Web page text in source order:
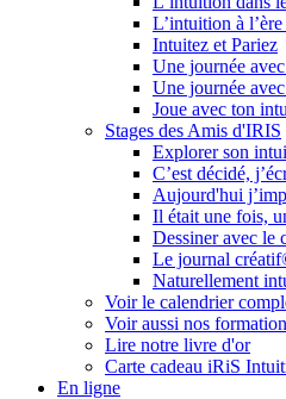
L’intuition à
Intuitez et Pariez
Une journée
Une journée
Joue avec ton
Stages des Amis d'IRIS
Explorer son
C’est décidé,
Aujourd'hui
Il était une fois,
Dessiner avec le
Le journal
Naturellement
Voir le calendrier
Voir aussi nos
Lire notre livre d'or
Carte cadeau iRiS
En ligne